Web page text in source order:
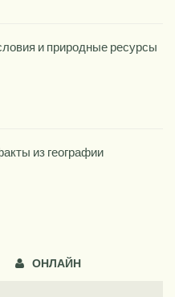
и природные ресурсы
из географии
ОНЛАЙН